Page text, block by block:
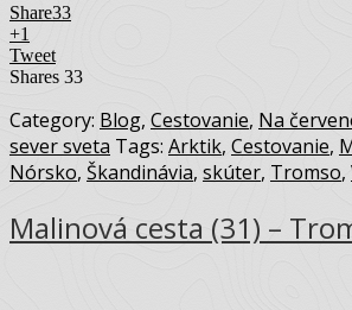
Share33
+1
Tweet
Shares 33
Category: Blog, Cestovanie, Na
sever sveta Tags: Arktik, Cestovanie,
Nórsko, Škandinávia, skúter, Tromso,
Malinová cesta (31) –